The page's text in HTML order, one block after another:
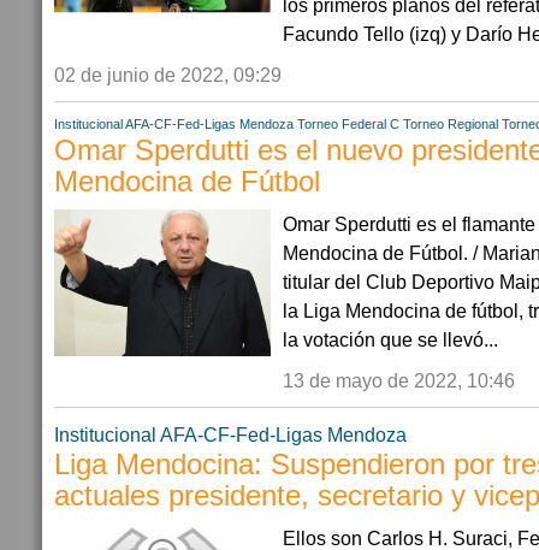
Facundo Tello (izq) y Darío
02 de junio de 2022, 09:29
Institucional AFA-CF-Fed-Ligas Mendoza Torneo Federal C Torneo Regional
Omar Sperdutti es el nuevo
Mendocina de Fútbol
Omar Sperdutti es el
Mendocina de Fútbol. /
titular del Club Deportivo
la Liga Mendocina de fútbol,
la votación que se llevó...
13 de mayo de 2022, 10:46
Institucional AFA-CF-Fed-Ligas Mendoza
Liga Mendocina: Suspendieron por
actuales presidente, secretario y
Ellos son Carlos H. Suraci,